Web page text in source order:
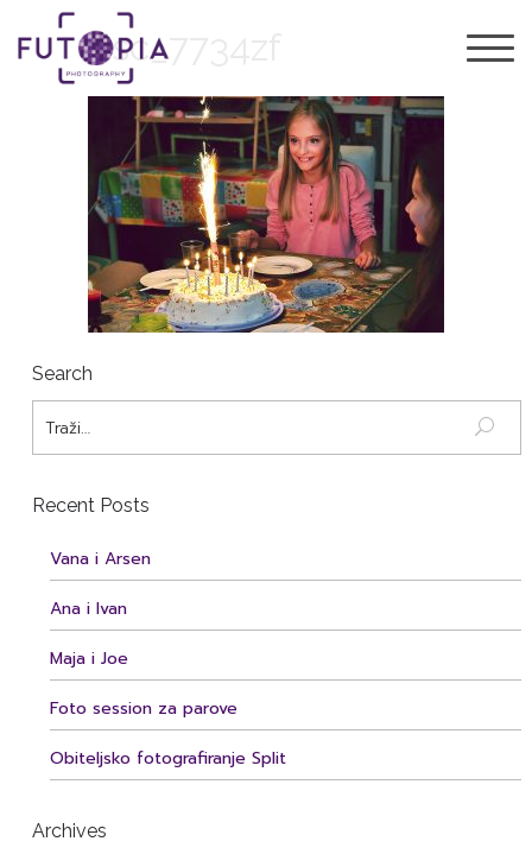
dsc_7734zf
Search
Recent Posts
Vana i Arsen
Ana i Ivan
Maja i Joe
Foto session za parove
Obiteljsko fotografiranje Split
Archives